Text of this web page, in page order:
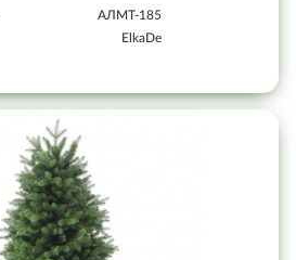
АЛМТ-185
ElkaDe